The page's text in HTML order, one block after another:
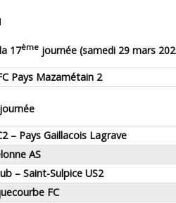
17ème journée (samedi 29 mars
Pays Mazamétain 2
journée
– Pays Gaillacois Lagrave
AS
– Saint-Sulpice US2
FC